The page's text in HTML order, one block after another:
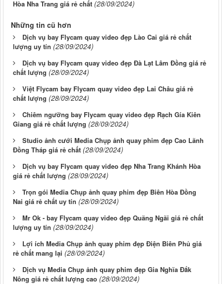
Hòa Nha Trang giá rẻ chất (28/09/2024)
Những tin cũ hơn
Dịch vụ bay Flycam quay video đẹp Lào Cai giá rẻ chất
lượng uy tín (28/09/2024)
Dịch vụ bay Flycam quay video đẹp Đà Lạt Lâm Đồng giá rẻ
chất lượng (28/09/2024)
Việt Flycam bay Flycam quay video đẹp Lai Châu giá rẻ
chất lượng (28/09/2024)
Chiêm ngưỡng bay Flycam quay video đẹp Rạch Gía Kiên
Giang giá rẻ chất lượng (28/09/2024)
Studio ảnh cưới Media Chụp ảnh quay phim đẹp Cao Lãnh
Đồng Tháp giá rẻ chất (28/09/2024)
Dịch vụ bay Flycam quay video đẹp Nha Trang Khánh Hòa
giá rẻ chất lượng (28/09/2024)
Trọn gói Media Chụp ảnh quay phim đẹp Biên Hòa Đồng
Nai giá rẻ chất uy tín (28/09/2024)
Mr Ok - bay Flycam quay video đẹp Quãng Ngãi giá rẻ chất
lượng uy tín (28/09/2024)
Lợi ích Media Chụp ảnh quay phim đẹp Điện Biên Phủ giá
rẻ chất mang lại (28/09/2024)
Dịch vụ Media Chụp ảnh quay phim đẹp Gia Nghĩa Đắk
Nông giá rẻ chất lượng cao (28/09/2024)